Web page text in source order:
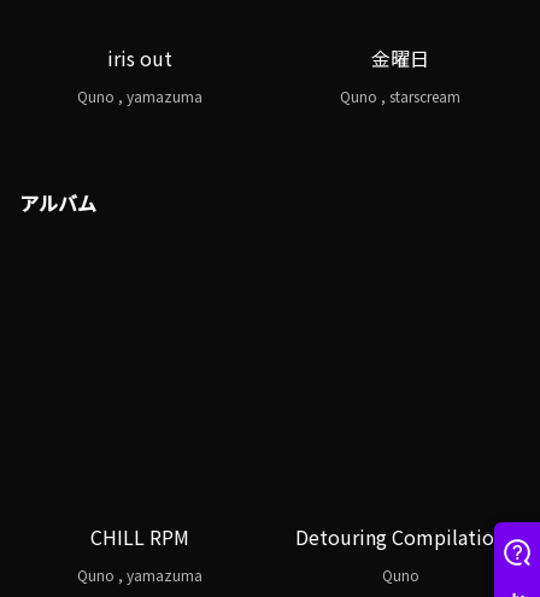
iris out
Quno , yamazuma
金曜日
Quno , starscream
アルバム
CHILL RPM
Quno , yamazuma
Detouring Compilation
Quno